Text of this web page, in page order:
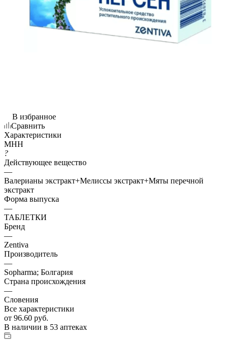
В избранное
Сравнить
Характеристики
МНН
?
Действующее вещество
—
Валерианы экстракт+Мелиссы экстракт+Мяты перечной
экстракт
Форма выпуска
—
ТАБЛЕТКИ
Бренд
—
Zentiva
Производитель
—
Sopharma; Болгария
Страна происхождения
—
Словения
Все характеристики
от 96.60 руб.
В наличии в 53 аптеках